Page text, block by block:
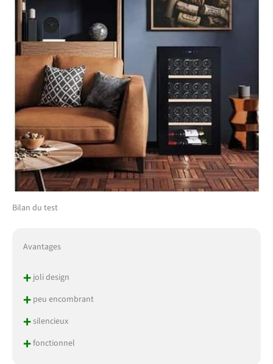
Bilan du test
Avantages
+joli design
+peu encombrant
+silencieux
+fonctionnel